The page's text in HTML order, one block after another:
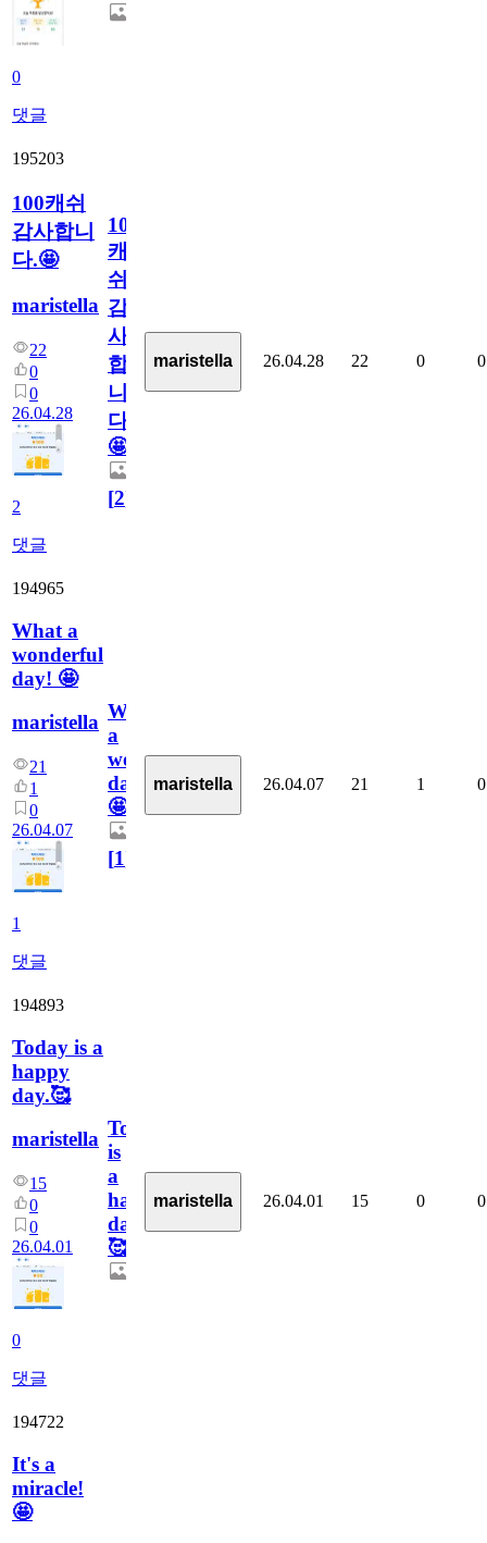
0
댓글
195203
100캐쉬
감사합니
다.🤩
maristella
22
0
0
26.04.28
2
댓글
100
캐
쉬
감
사
합
니
다.
🤩
[2]
maristella 26.04.28 22 0 0
194965
What a
wonderful
day! 🤩
maristella
21
1
0
26.04.07
1
댓글
What
a
wonderful
day!
🤩
[1]
maristella 26.04.07 21 1 0
194893
Today is a
happy
day.🥰
maristella
15
0
0
26.04.01
0
댓글
Today
is
a
happy
day.
🥰
maristella 26.04.01 15 0 0
194722
It's a
miracle!
🤩